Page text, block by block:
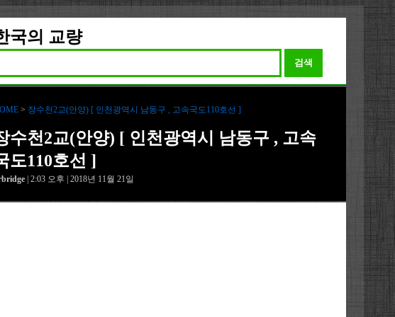
국의 교량
검색
> 장수천2교(안양) [ 인천광역시 남동구 , 고속국도110호선 ]
수천2교(안양) [ 인천광역시 남동구 , 고속
도110호선 ]
| 2:03 오후 | 2018년 11월 21일